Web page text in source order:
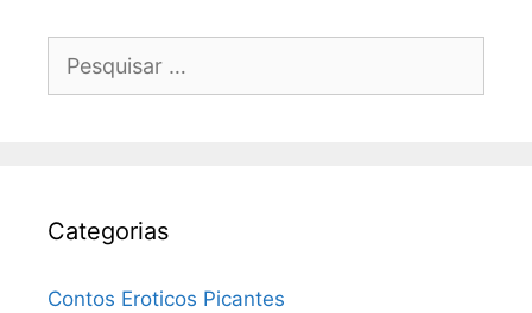
por:
Categorias
Contos Eroticos Picantes